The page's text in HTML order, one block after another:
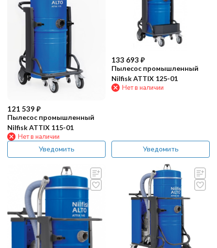
121 539 ₽
Пылесос промышленный
Nilfisk ATTIX 115-01
Нет в наличии
Уведомить
133 693 ₽
Пылесос промышленный
Nilfisk ATTIX 125-01
Нет в наличии
Уведомить